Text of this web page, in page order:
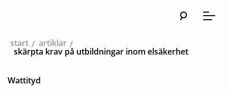
Meny
start
artiklar
skärpta krav på utbildningar inom elsäkerhet
Wattityd